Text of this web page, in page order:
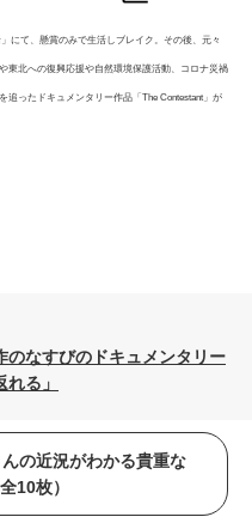
にて、懸賞のみで生活しブレイク。その後、元々
東北への復興応援や自然環境保護活動、コロナ災禍
ったドキュメンタリー作品「The Contestant」が
のなすびのドキュメンタリー
る」
の近況がわかる貴重な
10枚）